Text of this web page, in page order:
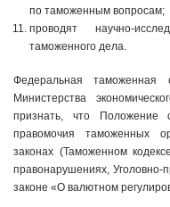
по таможенным вопросам;
проводят научно-
таможенного дела.
Федеральная таможенная
Министерства
признать, что
правомочия таможенных
законах (Таможенном
правонарушениях, Уголовно-
законе «О валютном